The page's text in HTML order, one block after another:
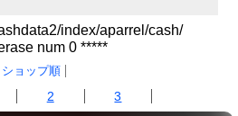
index/aparrel/cash/
num 0 *****
ショップ順
2 3